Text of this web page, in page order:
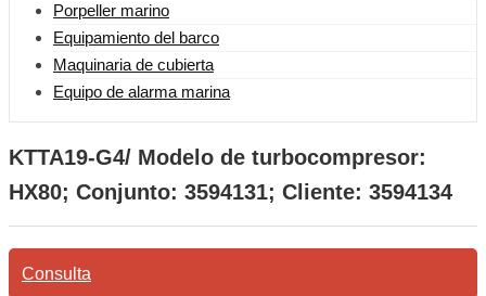
Porpeller marino
Equipamiento del barco
Maquinaria de cubierta
Equipo de alarma marina
KTTA19-G4/ Modelo de turbocompresor:
HX80; Conjunto: 3594131; Cliente: 3594134
Consulta